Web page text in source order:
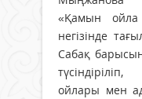
«Қамын
негізінде
Сабақ
ойлары мен